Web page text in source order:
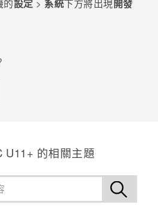
的設定 > 系統下方將出現開發
U11+ 的相關主題